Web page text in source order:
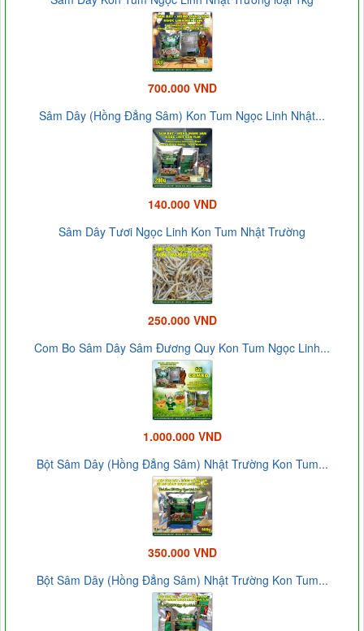
700.000 VND
Sâm Dây (Hồng Đẳng Sâm) Kon Tum Ngọc Linh Nhật...
140.000 VND
Sâm Dây Tươi Ngọc Linh Kon Tum Nhật Trường
250.000 VND
Com Bo Sâm Dây Sâm Đương Quy Kon Tum Ngọc Linh...
1.000.000 VND
Bột Sâm Dây (Hồng Đẳng Sâm) Nhật Trường Kon Tum...
350.000 VND
Bột Sâm Dây (Hồng Đẳng Sâm) Nhật Trường Kon Tum...